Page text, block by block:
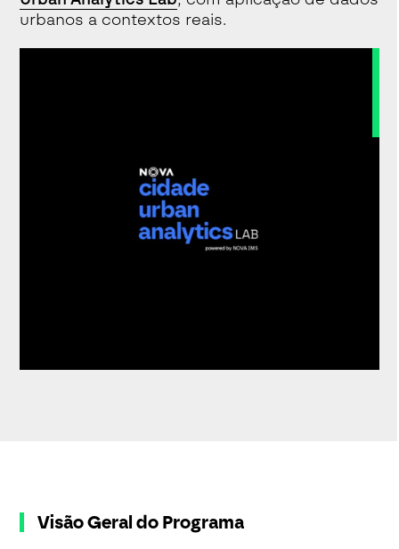
urbanos a contextos reais.
Visão Geral do Programa